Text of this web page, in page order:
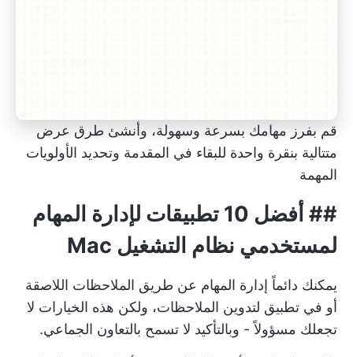
قم بفرز مهامك بسرعة وسهولة، وأنشئ طرق عرض
متتالية بنقرة واحدة للبقاء في المقدمة وتحديد الأولويات
المهمة
## أفضل 10 تطبيقات لإدارة المهام
لمستخدمي نظام التشغيل Mac
يمكنك دائماً إدارة المهام عن طريق الملاحظات اللاصقة
أو في تطبيق لتدوين الملاحظات، ولكن هذه الخيارات لا
تجعلك مسؤولاً - وبالتأكيد لا تسمح بالتعاون الجماعي.